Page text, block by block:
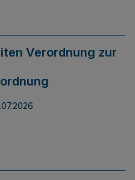
Verordnung zur